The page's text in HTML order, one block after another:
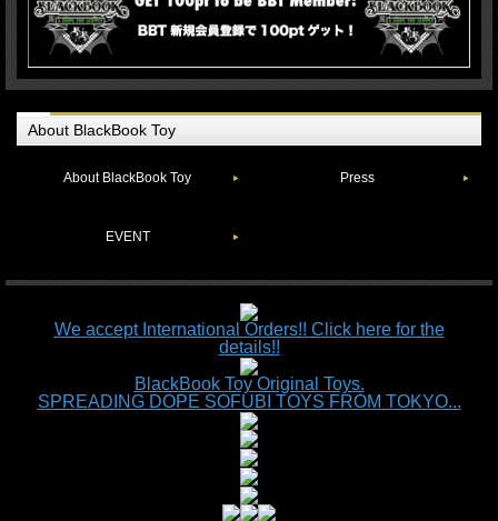
About BlackBook Toy
About BlackBook Toy Press
EVENT
We accept International Orders!! Click here for the
details!!
BlackBook Toy Original Toys.
SPREADING DOPE SOFUBI TOYS FROM TOKYO...